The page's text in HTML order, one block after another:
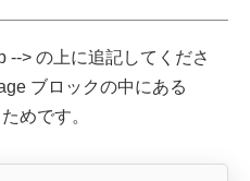
--> の上に追記してくださ
ブロックの中にある
めです。